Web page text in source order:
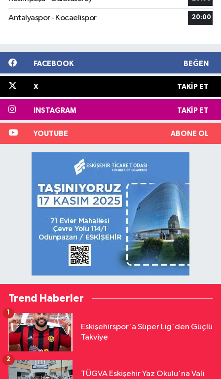
Antalyaspor - Kocaelispor 20:00
FACEBOOK BEĞEN
X TAKIP ET
INSTAGRAM TAKIP ET
YOUTUBE ABONE OL
Trend Haberler
Eskişehirspor'a Süper Lig'den Güçlü
Takviye
1
TÜGVA Eskişehir Yaz Okulu'na Vali
2